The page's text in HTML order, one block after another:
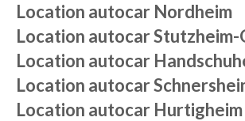
Location autocar Nordheim
Location autocar
Location autocar
Location autocar
Location autocar Hurtigheim